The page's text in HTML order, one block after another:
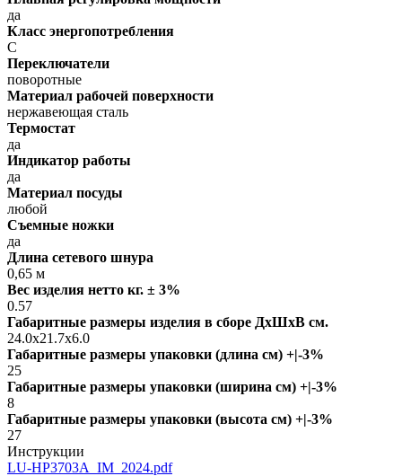
да
Класс энергопотребления
C
Переключатели
поворотные
Материал рабочей поверхности
нержавеющая сталь
Термостат
да
Индикатор работы
да
Материал посуды
любой
Съемные ножки
да
Длина сетевого шнура
0,65 м
Вес изделия нетто кг. ± 3%
0.57
Габаритные размеры изделия в сборе ДxШxВ см.
24.0x21.7x6.0
Габаритные размеры упаковки (длина см) +|-3%
25
Габаритные размеры упаковки (ширина см) +|-3%
8
Габаритные размеры упаковки (высота см) +|-3%
27
Инструкции
LU-HP3703A_IM_2024.pdf